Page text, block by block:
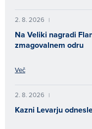
2. 8. 2026 |
Na Veliki nagradi
zmagovalnem odru
Več
2. 8. 2026 |
Kazni Levarju